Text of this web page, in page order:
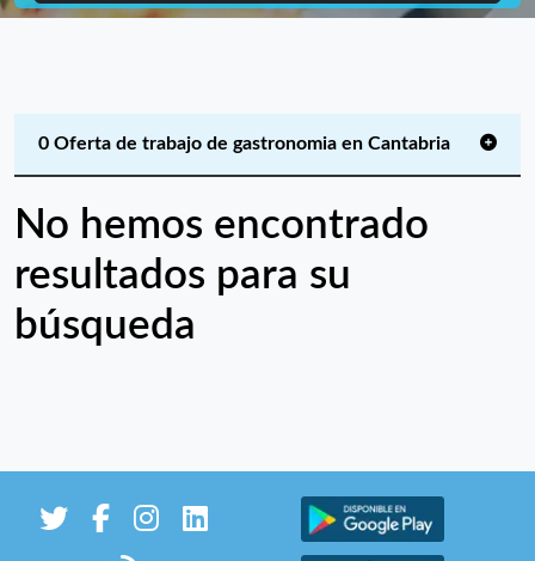
0 Oferta de trabajo de gastronomia en Cantabria
No hemos encontrado
resultados para su
búsqueda